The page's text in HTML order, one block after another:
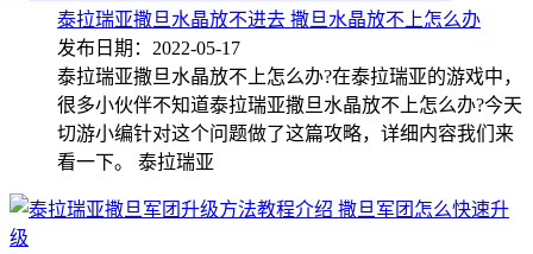
泰拉瑞亚撒旦水晶放不进去 撒旦水晶放不上怎么办
发布日期：2022-05-17
泰拉瑞亚撒旦水晶放不上怎么办?在泰拉瑞亚的游戏中，
很多小伙伴不知道泰拉瑞亚撒旦水晶放不上怎么办?今天
切游小编针对这个问题做了这篇攻略，详细内容我们来
看一下。 泰拉瑞亚